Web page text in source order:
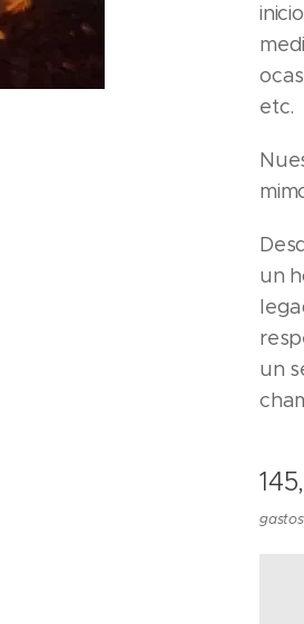
etc.
un
un